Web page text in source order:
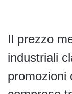
Il prezzo
industriali
promozioni